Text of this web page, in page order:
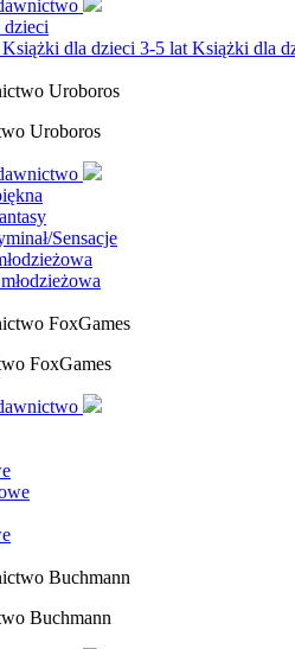
Książki dla dzieci 3-5 lat Książki dla
Uroboros
Sensacje
FoxGames
Buchmann